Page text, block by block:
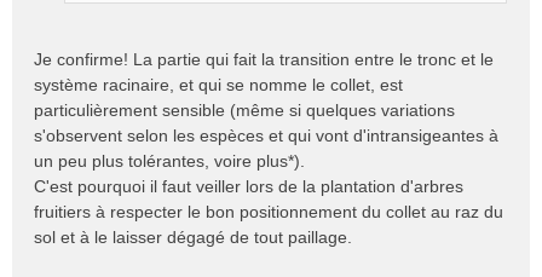
Je confirme! La partie qui fait la transition entre le tronc et le
système racinaire, et qui se nomme le collet, est
particulièrement sensible (même si quelques variations
s'observent selon les espèces et qui vont d'intransigeantes à
un peu plus tolérantes, voire plus*).
C'est pourquoi il faut veiller lors de la plantation d'arbres
fruitiers à respecter le bon positionnement du collet au raz du
sol et à le laisser dégagé de tout paillage.